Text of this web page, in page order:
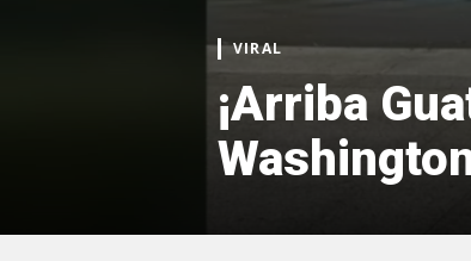
VIRAL
¡Arriba